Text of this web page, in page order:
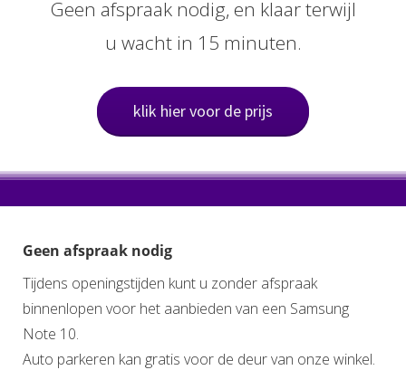
Geen afspraak nodig, en klaar terwijl
u wacht in 15 minuten.
klik hier voor de prijs
Geen afspraak nodig
Tijdens openingstijden kunt u zonder afspraak
binnenlopen voor het aanbieden van een Samsung
Note 10.
Auto parkeren kan gratis voor de deur van onze winkel.